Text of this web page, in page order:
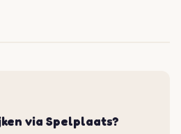
via Spelplaats?